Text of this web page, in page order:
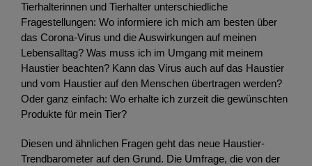
Tierhalterinnen und Tierhalter unterschiedliche
Fragestellungen: Wo informiere ich mich am besten über
das Corona-Virus und die Auswirkungen auf meinen
Lebensalltag? Was muss ich im Umgang mit meinem
Haustier beachten? Kann das Virus auch auf das Haustier
und vom Haustier auf den Menschen übertragen werden?
Oder ganz einfach: Wo erhalte ich zurzeit die gewünschten
Produkte für mein Tier?
Diesen und ähnlichen Fragen geht das neue Haustier-
Trendbarometer auf den Grund. Die Umfrage, die von der